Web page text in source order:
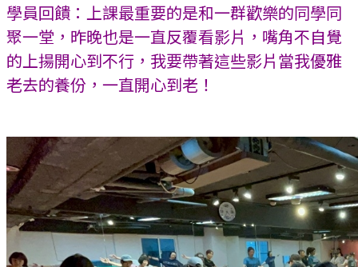
學員回饋：上課最重要的是和一群歡樂的同學同
聚一堂，昨晚也是一直反覆看影片，嘴角不自覺
的上揚開心到不行，我要帶著這些影片當我優雅
老去的養份，一直開心到老！